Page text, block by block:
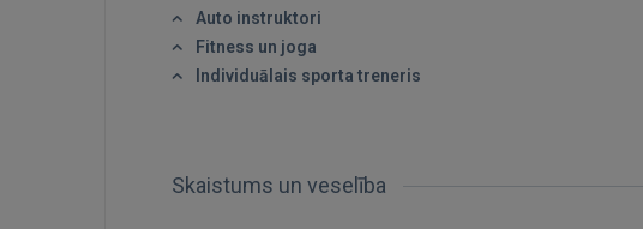
Auto instruktori
Fitness un joga
Individuālais sporta treneris
Skaistums un veselība